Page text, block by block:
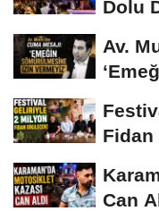
Dolu
Av.
Fidan
Can